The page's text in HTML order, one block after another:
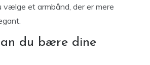
vælge et armbånd, der er mere
du bære dine